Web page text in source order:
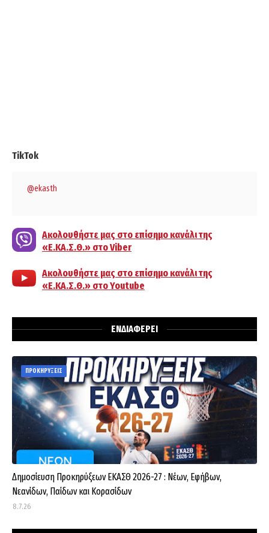
TikTok
@ekasth
Ακολουθήστε μας στο επίσημο κανάλι της
«Ε.ΚΑ.Σ.Θ.» στο Viber
Ακολουθήστε μας στο επίσημο κανάλι της
«Ε.ΚΑ.Σ.Θ.» στο Youtube
ΕΝΔΙΑΦΕΡΕΙ
ΠΡΟΚΗΡΥΞΕΙΣ
Δημοσίευση Προκηρύξεων ΕΚΑΣΘ 2026-27 : Νέων, Εφήβων,
Νεανίδων, Παίδων και Κορασίδων
8.7.26